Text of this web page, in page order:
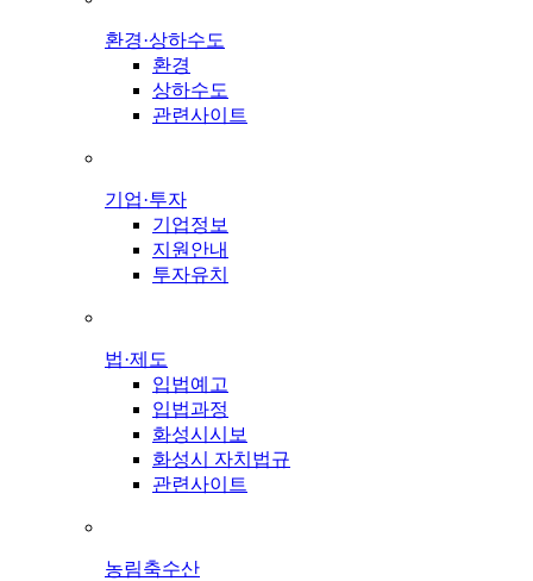
환경·상하수도
환경
상하수도
관련사이트
기업·투자
기업정보
지원안내
투자유치
법·제도
입법예고
입법과정
화성시시보
화성시 자치법규
관련사이트
농림축수산